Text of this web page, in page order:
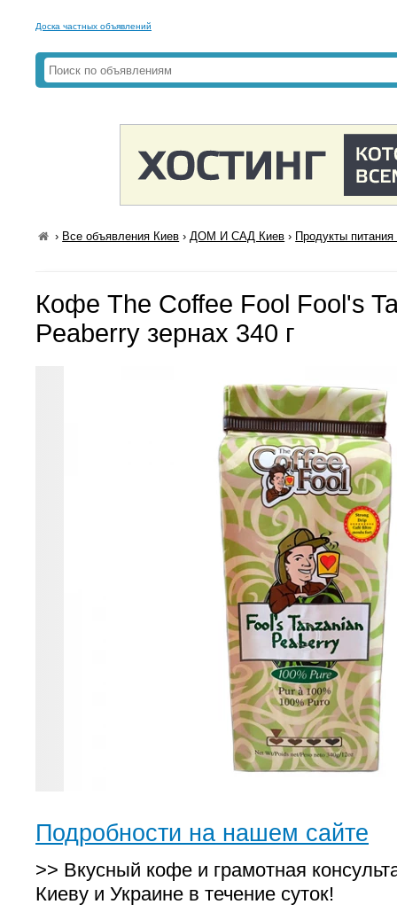
Доска частных объявлений
› Все объявления Киев ›ДОМ И САД Киев › Продукты
Кофе The Coffee Fool Fool's
Peaberry зернах 340 г
Подробности на нашем сайте
>> Вкусный кофе и грамотная
Киеву и Украине в течение суток!